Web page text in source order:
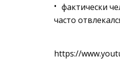
фактически
часто
https://